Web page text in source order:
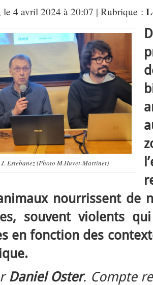
le 4 avril 2024 à 20:07 | Rubrique :
Estebanez (Photo M.Huvet-Martinet)
nourrissent de
souvent violents
en fonction des
Daniel Oster. Compte